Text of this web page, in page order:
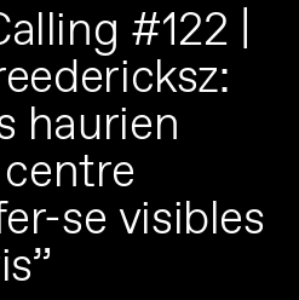
#122 |
haurien
se visibles